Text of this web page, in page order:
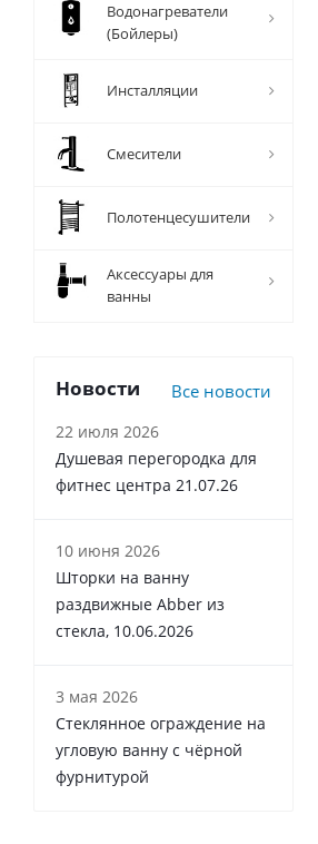
Водонагреватели
(Бойлеры)
Инсталляции
Смесители
Полотенцесушители
Аксессуары для
ванны
Новости Все новости
22 июля 2026
Душевая перегородка для
фитнес центра 21.07.26
10 июня 2026
Шторки на ванну
раздвижные Abber из
стекла, 10.06.2026
3 мая 2026
Стеклянное ограждение на
угловую ванну с чёрной
фурнитурой